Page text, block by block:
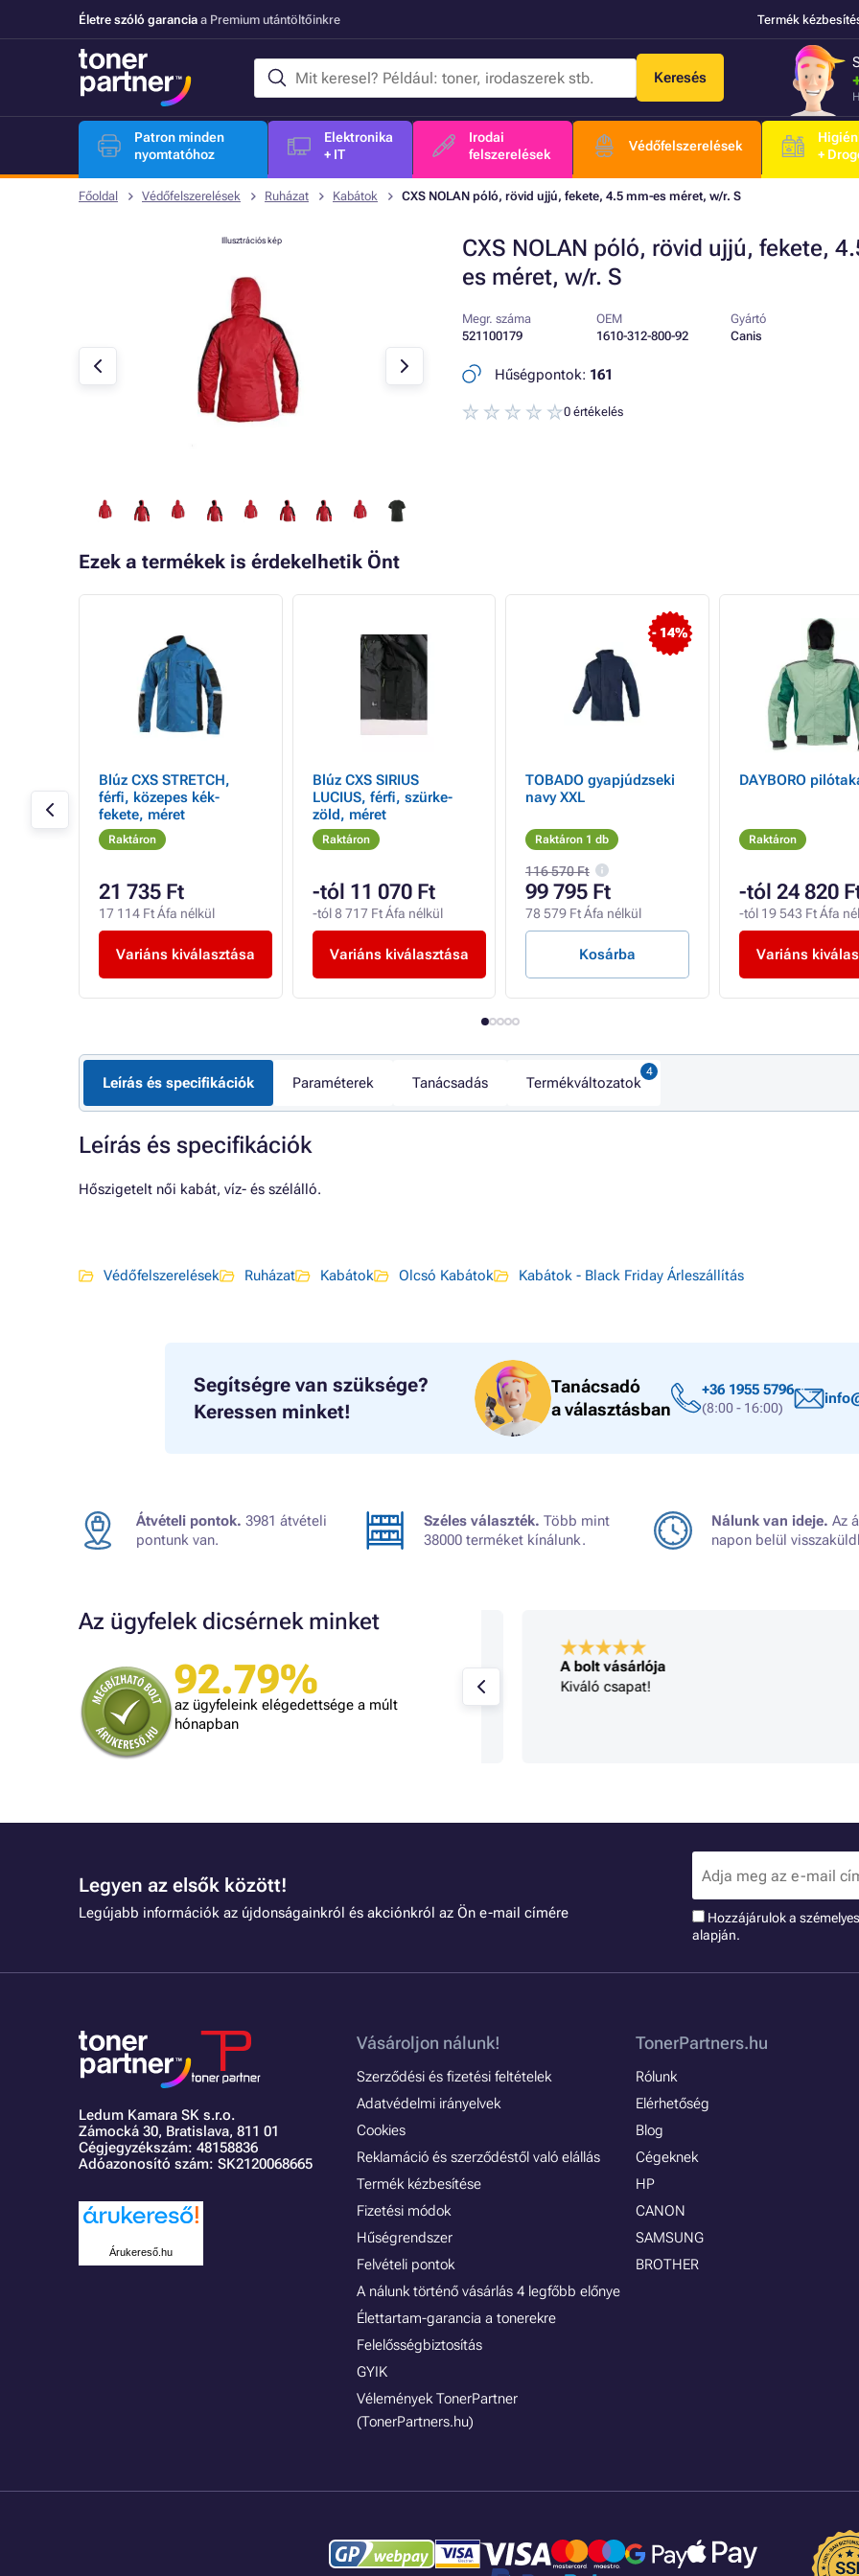
Életre szóló garancia a Premium utántöltőinkre Termék
Keresés
Patron minden
nyomtatóhoz
Elektronika
+ IT
Irodai
felszerelések
Védőfelszerelések
+
Főoldal Védőfelszerelések Ruházat Kabátok CXS NOLAN póló, rövid ujjú, fekete, 4.5 mm-es méret, w/r. S
CXS NOLAN póló, rövid ujjú, fekete,
es méret, w/r. S
Illusztrációs kép
Megr. száma
521100179
OEM
1610-312-800-92
Gyártó
Canis
Hűségpontok: 161
0 értékelés
Ezek a termékek is érdekelhetik Önt
Blúz CXS STRETCH,
férfi, közepes kék-
fekete, méret
Raktáron
21 735 Ft
17 114 Ft Áfa nélkül
Variáns kiválasztása
Blúz CXS SIRIUS
LUCIUS, férfi, szürke-
zöld, méret
Raktáron
-tól 11 070 Ft
-tól 8 717 Ft Áfa nélkül
Variáns kiválasztása
- 14%
TOBADO gyapjúdzseki
navy XXL
Raktáron 1 db
116 570 Ft
99 795 Ft
78 579 Ft Áfa nélkül
Kosárba
DAYBORO
Raktáron
-tól 24 820
-tól 19 543 Ft Áfa
Variáns
Leírás és specifikációk Paraméterek Tanácsadás Termékváltozatok
Leírás és specifikációk
Hőszigetelt női kabát, víz- és szélálló.
Védőfelszerelések Ruházat Kabátok Olcsó Kabátok Kabátok - Black Friday Árleszállítás
Segítségre van szüksége?
Keressen minket!
Tanácsadó
a választásban
+36 1955 5796
(8:00 - 16:00)
Átvételi pontok. 3981 átvételi
pontunk van.
Széles választék. Több mint
38000 terméket kínálunk.
Nálunk van ideje. Az
napon belül
Az ügyfelek dicsérnek minket
92.79%
az ügyfeleink elégedettsége a múlt
hónapban
A bolt vásárlója
Minden rendben volt.
A bolt vásárlója
Kiváló csapat!
Legyen az elsők között!
Legújabb információk az újdonságainkról és akciónkról az Ön e-mail címére Hozzájárulok a
alapján.
Ledum Kamara SK s.r.o.
Zámocká 30, Bratislava, 811 01
Cégjegyzékszám: 48158836
Adóazonosító szám: SK2120068665
Árukereső.hu
Vásároljon nálunk!
Szerződési és fizetési feltételek
Adatvédelmi irányelvek
Cookies
Reklamáció és szerződéstől való elállás
Termék kézbesítése
Fizetési módok
Hűségrendszer
Felvételi pontok
A nálunk történő vásárlás 4 legfőbb előnye
Élettartam-garancia a tonerekre
Felelősségbiztosítás
GYIK
Vélemények TonerPartner
(TonerPartners.hu)
TonerPartners.hu
Rólunk
Elérhetőség
Blog
Cégeknek
HP
CANON
SAMSUNG
BROTHER